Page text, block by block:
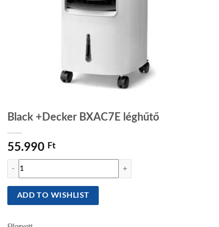
Black +Decker BXAC7E léghűtő
55.990 Ft
Black +Decker BXAC7E léghűtő mennyiség
ADD TO WISHLIST